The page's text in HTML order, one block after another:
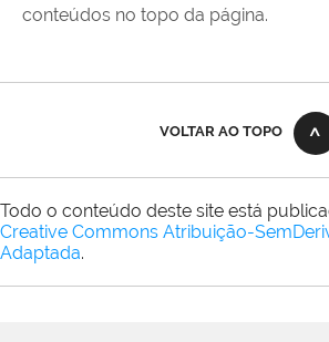
conteúdos no topo da página.
VOLTAR AO TOPO
Todo o conteúdo deste site está
Creative Commons Atribuição-
Adaptada.